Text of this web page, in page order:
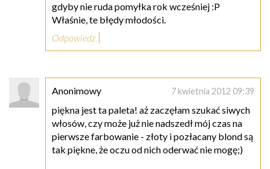
gdyby nie ruda pomyłka rok wcześniej :P
Właśnie, te błędy młodości.
Odpowiedz
Anonimowy 7 kwietnia 2012 09:39
piękna jest ta paleta! aż zaczęłam szukać siwych
włosów, czy może już nie nadszedł mój czas na
pierwsze farbowanie - złoty i pozłacany blond są
tak piękne, że oczu od nich oderwać nie mogę;)